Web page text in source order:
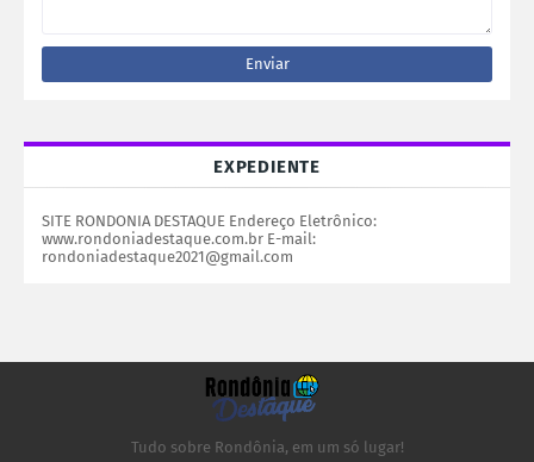
EXPEDIENTE
SITE RONDONIA DESTAQUE Endereço Eletrônico:
www.rondoniadestaque.com.br E-mail:
rondoniadestaque2021@gmail.com
Tudo sobre Rondônia, em um só lugar!